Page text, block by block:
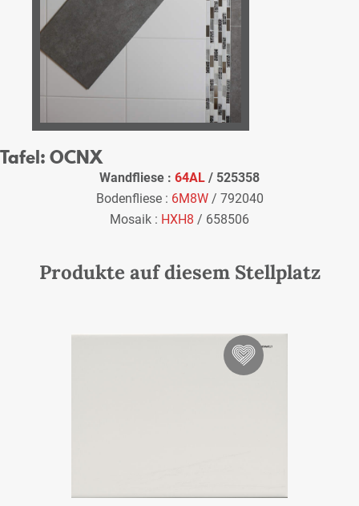
Tafel: OCNX
Wandfliese : 64AL / 525358
Bodenfliese : 6M8W/ 792040
Mosaik : HXH8 / 658506
Produkte auf diesem Stellplatz